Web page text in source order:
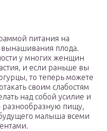
питания на
вынашивания плода.
у многих женщин
и если раньше вы
то теперь можете
своим слабостям
над собой усилие и
разнообразную пищу,
малыша всеми